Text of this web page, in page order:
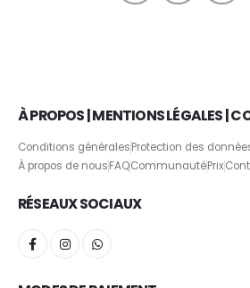
À PROPOS | MENTIONS LÉGALES |
Conditions généralesProtection des
À propos de nousFAQCommunautéPrix
RÉSEAUX SOCIAUX